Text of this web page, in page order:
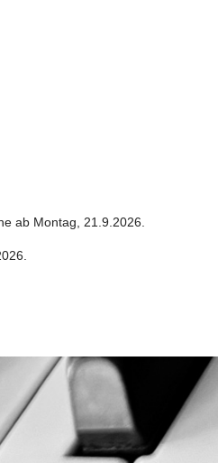
ab Montag, 21.9.2026.